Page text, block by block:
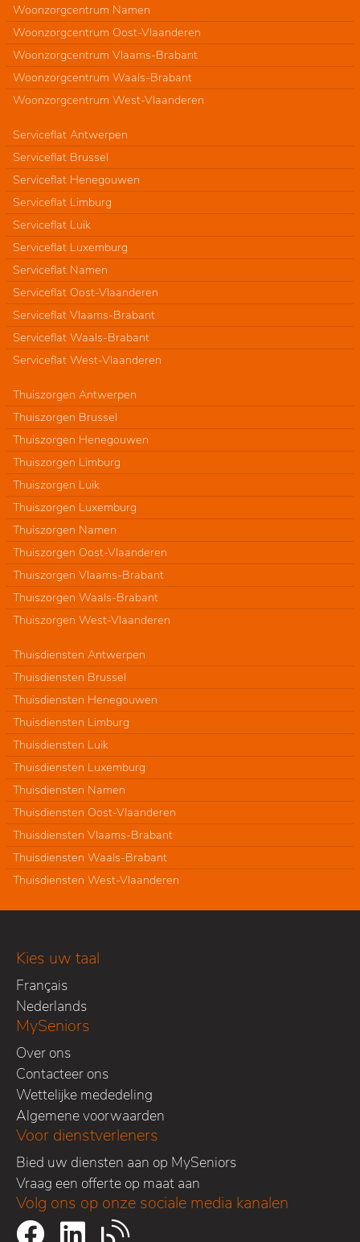
Woonzorgcentrum Namen
Woonzorgcentrum Oost-Vlaanderen
Woonzorgcentrum Vlaams-Brabant
Woonzorgcentrum Waals-Brabant
Woonzorgcentrum West-Vlaanderen
Serviceflat Antwerpen
Serviceflat Brussel
Serviceflat Henegouwen
Serviceflat Limburg
Serviceflat Luik
Serviceflat Luxemburg
Serviceflat Namen
Serviceflat Oost-Vlaanderen
Serviceflat Vlaams-Brabant
Serviceflat Waals-Brabant
Serviceflat West-Vlaanderen
Thuiszorgen Antwerpen
Thuiszorgen Brussel
Thuiszorgen Henegouwen
Thuiszorgen Limburg
Thuiszorgen Luik
Thuiszorgen Luxemburg
Thuiszorgen Namen
Thuiszorgen Oost-Vlaanderen
Thuiszorgen Vlaams-Brabant
Thuiszorgen Waals-Brabant
Thuiszorgen West-Vlaanderen
Thuisdiensten Antwerpen
Thuisdiensten Brussel
Thuisdiensten Henegouwen
Thuisdiensten Limburg
Thuisdiensten Luik
Thuisdiensten Luxemburg
Thuisdiensten Namen
Thuisdiensten Oost-Vlaanderen
Thuisdiensten Vlaams-Brabant
Thuisdiensten Waals-Brabant
Thuisdiensten West-Vlaanderen
Kies uw taal
Français
Nederlands
MySeniors
Over ons
Contacteer ons
Wettelijke mededeling
Algemene voorwaarden
Voor dienstverleners
Bied uw diensten aan op MySeniors
Vraag een offerte op maat aan
Volg ons op onze sociale media kanalen